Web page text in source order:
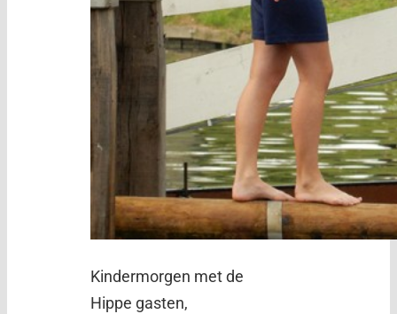
Kindermorgen met de
Hippe gasten,